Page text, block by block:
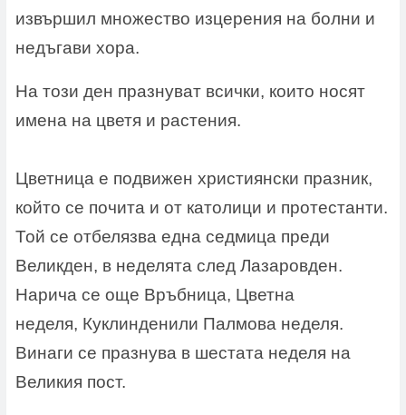
извършил множество изцерения на болни и
недъгави хора.
На този ден празнуват всички, които носят
имена на цветя и растения.
Цветница е подвижен християнски празник,
който се почита и от католици и протестанти.
Той се отбелязва една седмица преди
Великден, в неделята след Лазаровден.
Нарича се още Връбница, Цветна
неделя, Куклинденили Палмова неделя.
Винаги се празнува в шестата неделя на
Великия пост.